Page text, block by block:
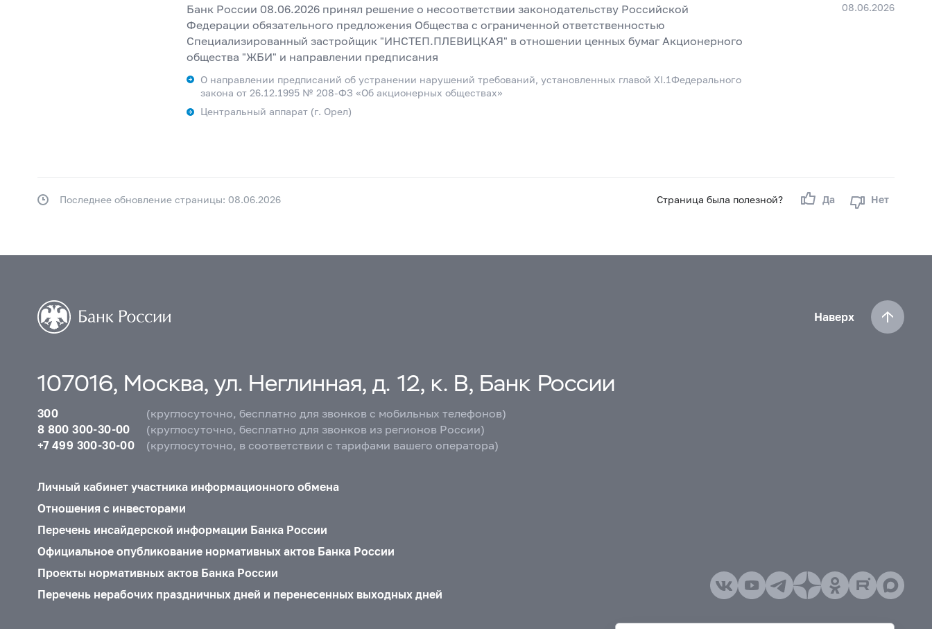
08.06.2026
Банк России 08.06.2026 принял решение о несоответствии законодательству Российской
Федерации обязательного предложения Общества с ограниченной ответственностью
Специализированный застройщик "ИНСТЕП.ПЛЕВИЦКАЯ" в отношении ценных бумаг Акционерного
общества "ЖБИ" и направлении предписания
О направлении предписаний об устранении нарушений требований, установленных главой XI.1Федерального
закона от 26.12.1995 № 208-ФЗ «Об акционерных обществах»
Центральный аппарат (г. Орел)
Страница была полезной? Да Нет
Последнее обновление страницы: 08.06.2026
Наверх
107016, Москва, ул. Неглинная, д. 12, к. В, Банк России
300
(круглосуточно, бесплатно для звонков с мобильных телефонов)
8 800 300-30-00
(круглосуточно, бесплатно для звонков из регионов России)
+7 499 300-30-00
(круглосуточно, в соответствии с тарифами вашего оператора)
Личный кабинет участника информационного обмена
Отношения с инвесторами
Перечень инсайдерской информации Банка России
Официальное опубликование нормативных актов Банка России
Проекты нормативных актов Банка России
Перечень нерабочих праздничных дней и перенесенных выходных дней